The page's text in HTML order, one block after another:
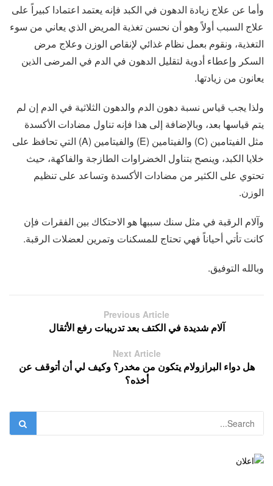
وأما عن علاج زيادة الدهون في الكبد فإنه يعتمد اعتمادا كبيراً على
علاج السبب أولاً وهو أن نحسن تغذية المريض الذي يعاني من سوء
التغذية، ونقوم بعمل نظام غذائي لإنقاص الوزن وعلاج مرض
السكر وإعطاء أدوية لتقليل الدهون في الدم في المرضى الذين
يعانون من زيادتها.
ولذا يجب قياس نسبة دهون الدم والدهون الثلاثية في الدم إن لم
يتم قياسها بعد، وبالإضافة إلى هذا فإنه تناول مضادات الأكسدة
مثل الفيتامين (C) والفيتامين (E) والفيتامين (A) التي تحافظ على
خلايا الكبد، وينصح بتناول الخضراوات الطازجة والفاكهة، حيث
تحتوي على الكثير من مضادات الأكسدة وتساعد على تنظيم
الوزن.
وآلام الرقبة في مثل سنك سببها هو الاحتكاك بين الفقرات فإن
كانت تأتي أحياناً فهي تحتاج للمسكنات وتمرين لعضلات الرقبة.
وبالله التوفيق.
Previous Article
آلام شديدة في الكتف بعد تدريبات رفع الأثقال
Next Article
هل دواء البرازولام يتكون من مخدر؟ وكيف لي أن أتوقف عن
أخذه؟